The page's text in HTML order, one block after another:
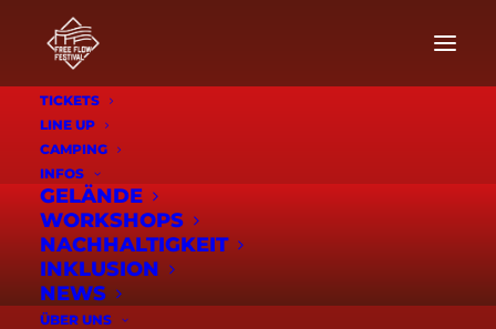
TICKETS
LINE UP
CAMPING
INFOS
GELÄNDE
WORKSHOPS
NACHHALTIGKEIT
INKLUSION
NEWS
ÜBER UNS